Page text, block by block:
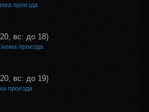
проезда
вс: до 18)
проезда
вс: до 19)
проезда